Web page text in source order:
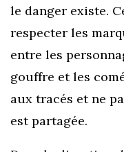
le danger existe.
respecter les
entre les
gouffre et les
aux tracés et ne
est partagée.